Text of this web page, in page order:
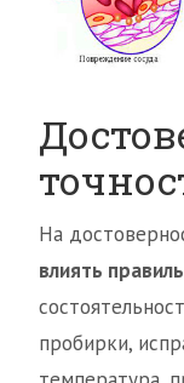
На
влиять
пробирки,